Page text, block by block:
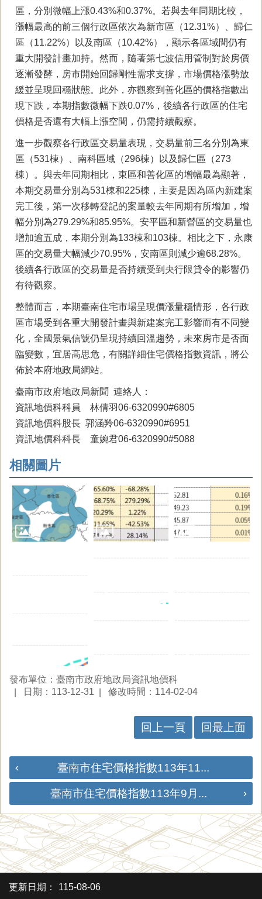
區，分別微幅上漲0.43%和0.37%。若與去年同期比較，
漲幅最高的前三個行政區依次為新市區（12.31%）、歸仁
區（11.22%）以及南區（10.42%），顯示各區域間仍有
重大開發計畫加持。然而，隨著第七波信用管制對於房價
逐漸發酵，房市開始回歸剛性需求支撐，市場價格漲勢放
緩並呈現回穩狀態。此外，亦觀察到善化區的價格指數出
現下跌，本期指數微幅下跌0.07%，後續各行政區的住宅
價格是否還有大幅上漲空間，仍需持續觀察。
進一步觀察各行政區交易量表現，交易量前三名分別為東
區（531棟）、南科區域（296棟）以及歸仁區（273
棟）。與去年同期相比，東區和善化區的增幅最為顯著，
本期交易量分別為531棟和225棟，主要是因為區內新建案
完工後，第一次移轉登記的案量較去年同期有所增加，增
幅分別為279.29%和85.95%。安平區和新營區的交易量也
增加逾五成，本期分別為133棟和103棟。相比之下，永康
區的交易量大幅減少70.95%，安南區則減少逾68.28%。
後續各行政區的交易量是否持續受到央行限貸令的影響仍
有待觀察。
整體而言，本期臺南住宅市場呈現價漲量穩情形，各行政
區市場受到各重大開發計畫與新建案完工影響而有不同變
化，全國景氣信號仍呈現持續回溫趨勢，未來房市是否面
臨變數，宜居高思危，有關詳細住宅價格指數資訊，將公
佈於本府地政局網站。
臺南市政府地政局新聞 連絡人：
資訊地價科科員 林倩羽06-6320990#6805
資訊地價科股長 郭涵羚06-6320990#6951
資訊地價科科長 童婉君06-6320990#5088
相關圖片
發布單位：臺南市政府地政局資訊地價科
日期：113-12-31
修改時間：114-02-04
回上一頁 回最上面
臺南市住宅價格指數113年11...
臺南市住宅價格指數113年9月...
更新日期： 115-08-06